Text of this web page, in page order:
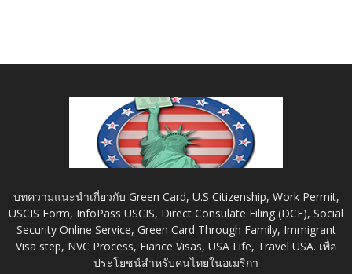
บทความแนะนำเกี่ยวกับ Green Card, U.S Citizenship, Work Permit,
USCIS Form, InfoPass USCIS, Direct Consulate Filing (DCF), Social
Security Online Service, Green Card Through Family, Immigrant
Visa step, NVC Process, Fiance Visas, USA Life, Travel USA. เพื่อ
ประโยชน์สำหรับคนไทยในอเมริกา